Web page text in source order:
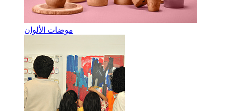
موضات الألوان